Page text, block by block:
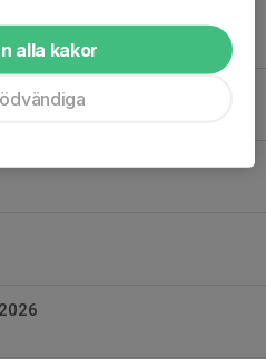
2026!
23-26 februari!
alla kakor